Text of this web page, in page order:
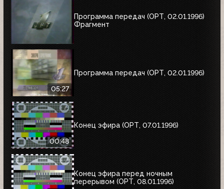
Программа передач (ОРТ, 02.01.1996)
Фрагмент
05:27
Программа передач (ОРТ, 02.01.1996)
00:48
Конец эфира (ОРТ, 07.01.1996)
Конец эфира перед ночным
перерывом (ОРТ, 08.01.1996)